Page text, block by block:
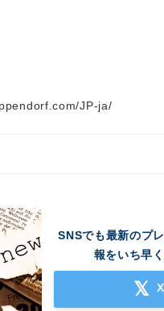
JP-ja/
SNSでも最新のプ
報をいち早
X